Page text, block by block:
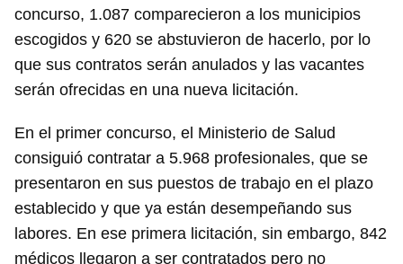
concurso, 1.087 comparecieron a los municipios
escogidos y 620 se abstuvieron de hacerlo, por lo
que sus contratos serán anulados y las vacantes
serán ofrecidas en una nueva licitación.
En el primer concurso, el Ministerio de Salud
consiguió contratar a 5.968 profesionales, que se
presentaron en sus puestos de trabajo en el plazo
establecido y que ya están desempeñando sus
labores. En ese primera licitación, sin embargo, 842
médicos llegaron a ser contratados pero no